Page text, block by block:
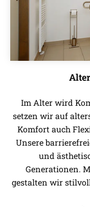
Im Alter wird
setzen wir auf
Komfort auch
Unsere
und
Generationen.
gestalten wir